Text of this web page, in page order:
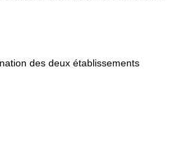
des deux établissements